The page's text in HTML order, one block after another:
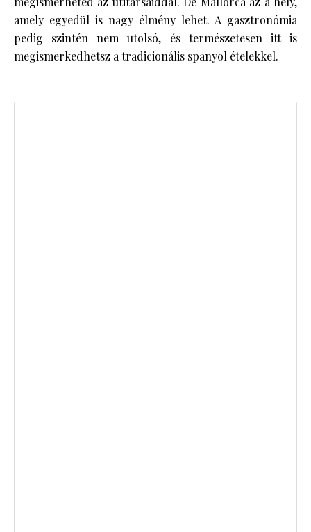
amely egyedül is nagy élmény lehet. A gasztronómia
pedig szintén nem utolsó, és természetesen itt is
megismerkedhetsz a tradicionális spanyol ételekkel.